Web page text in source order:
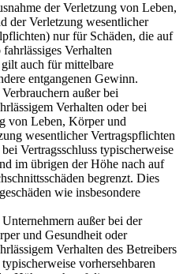
der Verletzung von Leben,
der Verletzung wesentlicher
nur für Schäden, die auf
Verhalten
auch für mittelbare
entgangenen Gewinn.
außer bei
Verhalten oder bei
von Leben, Körper und
wesentlicher Vertragspflichten
Vertragsschluss typischerweise
im übrigen der Höhe nach auf
begrenzt. Dies
wie insbesondere
außer bei der
und Gesundheit oder
Verhalten des Betreibers
vorhersehbaren